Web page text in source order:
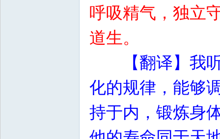
呼吸精气，独立
道生。
【翻译】我
化的规律，能够
持于内，锻炼身